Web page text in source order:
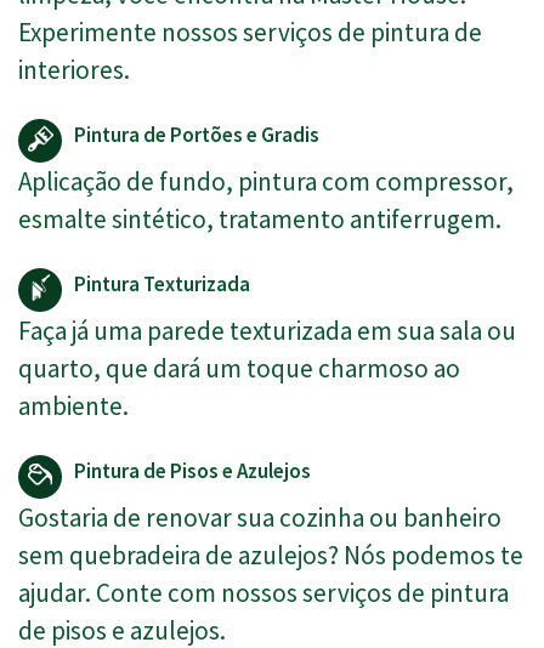
Experimente nossos serviços de pintura de
interiores.
Pintura de Portões e Gradis
Aplicação de fundo, pintura com compressor,
esmalte sintético, tratamento antiferrugem.
Pintura Texturizada
Faça já uma parede texturizada em sua sala ou
quarto, que dará um toque charmoso ao
ambiente.
Pintura de Pisos e Azulejos
Gostaria de renovar sua cozinha ou banheiro
sem quebradeira de azulejos? Nós podemos te
ajudar. Conte com nossos serviços de pintura
de pisos e azulejos.